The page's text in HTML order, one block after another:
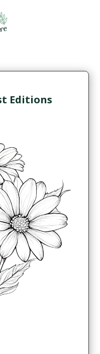
Editions